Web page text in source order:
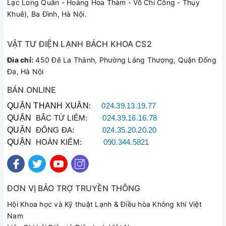
Sử dụng động cơ bạc đạn, hoạt động rất êm ái, không gây
Thiết kế đẹp mắt, sang trọng, thân quạt đứng KDK P40V
không gian nội thất.
Tích hợp 3 chế độ gió khác nhau, đáp ứng nhu cầu làm mát
đa dạng của người dùng.
Điều chỉnh chiều cao linh hoạt từ 134 cm - 157 cm, làm mát
hiệu quả mọi không gian.
Lạc Long Quân - Hoàng Hoa Thám - Võ Chí Công - Thụy
Khuê), Ba Đình, Hà Nội.
VẬT TƯ ĐIỆN LẠNH BÁCH KHOA CS2
Đia chỉ: 450 Đê La Thành, Phường Láng Thượng, Quận Đống
Đa, Hà Nội
BÁN ONLINE
QUẬN THANH XUÂN :024.39.13.19.77
QUẬN BẮC TỪ LIÊM:024.39.16.16.78
QUẬN ĐỐNG ĐA: 024.35.20.20.20
QUẬN HOÀN KIẾM: 090.344.5821
ĐƠN VỊ BẢO TRỢ TRUYỀN THÔNG
Hội Khoa học và Kỹ thuật Lạnh & Điều hòa Không khí Việt
Nam